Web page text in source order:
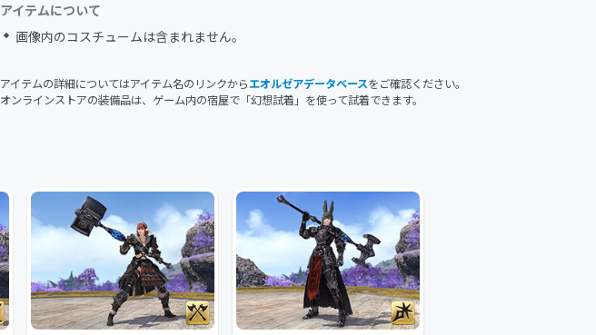
アイテムについて
画像内のコスチュームは含まれません。
アイテムの詳細についてはアイテム名のリンクからエオルゼアデータベースをご確認ください。
オンラインストアの装備品は、ゲーム内の宿屋で「幻想試着」を使って試着できます。